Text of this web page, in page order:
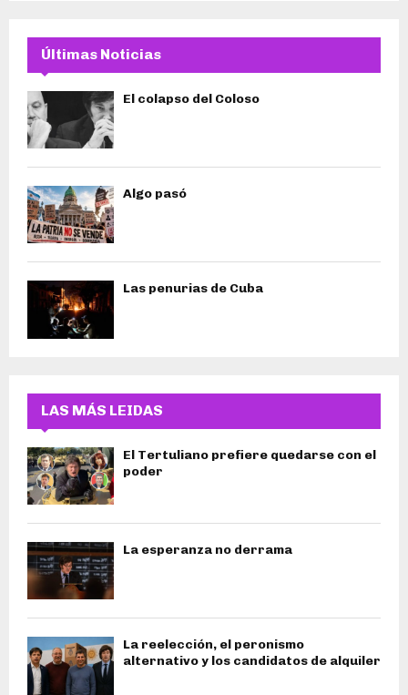
Últimas Noticias
El colapso del Coloso
Algo pasó
Las penurias de Cuba
LAS MÁS LEIDAS
El Tertuliano prefiere quedarse con el
poder
La esperanza no derrama
La reelección, el peronismo
alternativo y los candidatos de alquiler